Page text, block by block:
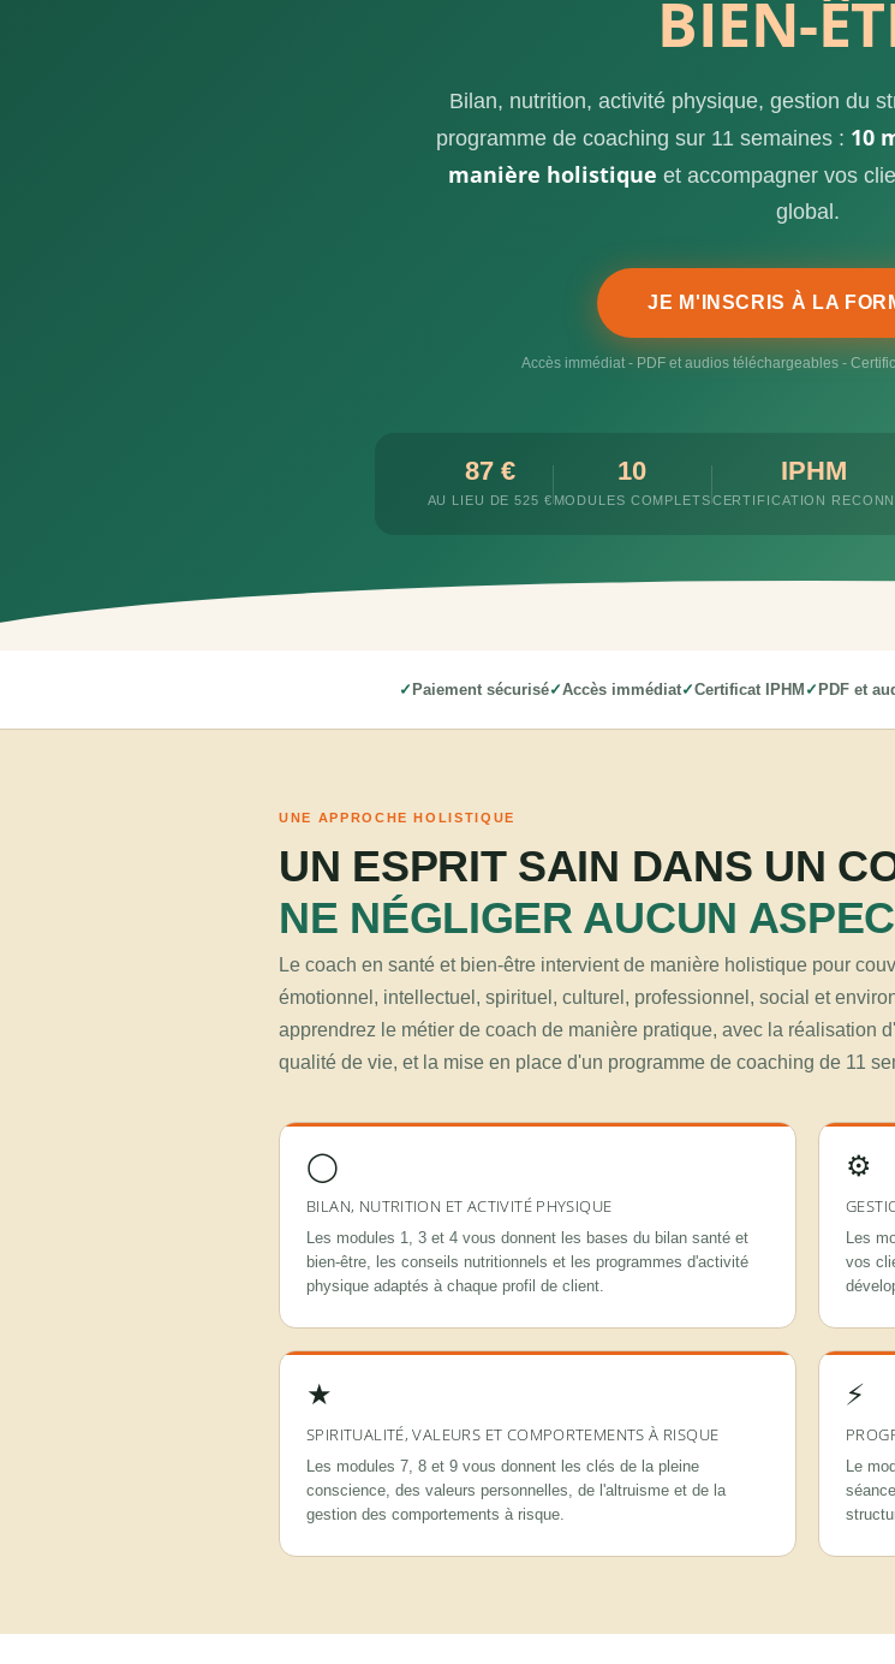
BIEN-
Bilan, nutrition, activité physique, gestion du
programme de coaching sur 11 semaines : 10
manière holistique et accompagner vos
global.
JE M'INSCRIS À LA
Accès immédiat - PDF et audios téléchargeables -
87 €
AU LIEU DE 525 €
10
MODULES COMPLETS
IPHM
CERTIFICATION
Paiement sécurisé Accès immédiat Certificat IPHM PDF et
UNE APPROCHE HOLISTIQUE
UN ESPRIT SAIN DANS UN
NE NÉGLIGER AUCUN
Le coach en santé et bien-être intervient de manière holistique pour
émotionnel, intellectuel, spirituel, culturel, professionnel, social et
apprendrez le métier de coach de manière pratique, avec la réalisation
qualité de vie, et la mise en place d'un programme de coaching de 11
◯
BILAN, NUTRITION ET ACTIVITÉ PHYSIQUE
Les modules 1, 3 et 4 vous donnent les bases du bilan santé et
bien-être, les conseils nutritionnels et les programmes d'activité
physique adaptés à chaque profil de client.
⚙
Les
vos
★
SPIRITUALITÉ, VALEURS ET COMPORTEMENTS À RISQUE
Les modules 7, 8 et 9 vous donnent les clés de la pleine
conscience, des valeurs personnelles, de l'altruisme et de la
gestion des comportements à risque.
⚡
Le